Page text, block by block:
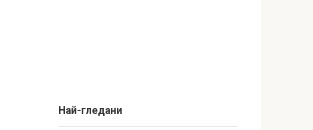
Най-гледани